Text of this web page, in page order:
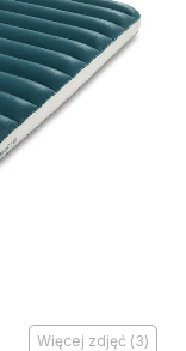
Więcej zdjęć (3)